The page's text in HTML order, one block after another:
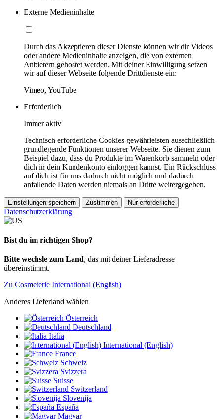
Externe Medieninhalte
Durch das Akzeptieren dieser Dienste können wir dir Videos
oder andere Medieninhalte anzeigen, die von externen
Anbietern gehostet werden. Mit deiner Einwilligung setzen
wir auf dieser Webseite folgende Drittdienste ein:
Vimeo, YouTube
Erforderlich
Immer aktiv
Technisch erforderliche Cookies gewährleisten ausschließlich
grundlegende Funktionen unserer Webseite. Sie dienen zum
Beispiel dazu, dass du Produkte im Warenkorb sammeln oder
dich in dein Kundenkonto einloggen kannst. Ein Rückschluss
auf dich ist für uns dadurch nicht möglich und dadurch
anfallende Daten werden niemals an Dritte weitergegeben.
Einstellungen speichern Zustimmen Nur erforderliche
Datenschutzerklärung
Bist du im richtigen Shop?
Bitte wechsle zum Land, das mit deiner Lieferadresse
übereinstimmt.
Zu Cosmeterie International (English)
Anderes Lieferland wählen
Österreich
Deutschland
Italia
International (English)
France
Schweiz
Svizzera
Suisse
Switzerland
Slovenija
España
Magyar